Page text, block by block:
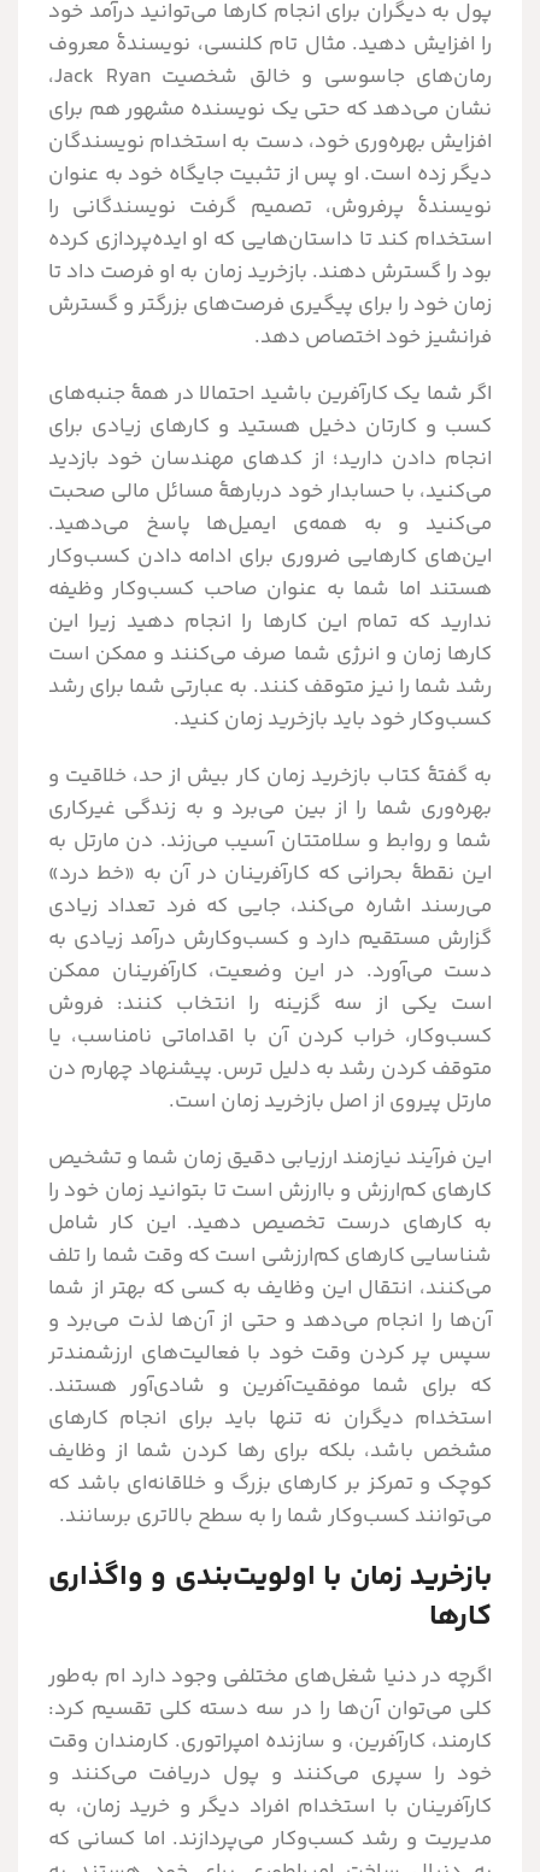
پول به دیگران برای انجام کارها می‌توانید درآمد خود
را افزایش دهید. مثال تام کلنسی، نویسندۀ معروف
رمان‌های جاسوسی و خالق شخصیت Jack Ryan،
نشان می‌دهد که حتی یک نویسنده مشهور هم برای
افزایش بهره‌وری خود، دست به استخدام نویسندگان
دیگر زده است. او پس از تثبیت جایگاه خود به عنوان
نویسندۀ پرفروش، تصمیم گرفت نویسندگانی را
استخدام کند تا داستان‌هایی که او ایده‌پردازی کرده
بود را گسترش دهند. بازخرید زمان به او فرصت داد تا
زمان خود را برای پیگیری فرصت‌های بزرگتر و گسترش
فرانشیز خود اختصاص دهد.
اگر شما یک کارآفرین باشید احتمالا در همۀ جنبه‌های
کسب و کارتان دخیل هستید و کارهای زیادی برای
انجام دادن دارید؛ از کدهای مهندسان خود بازدید
می‌کنید، با حسابدار خود دربارهۀ مسائل مالی صحبت
می‌کنید و به همه‌ی ایمیل‌ها پاسخ می‌دهید.
این‌های کارهایی ضروری برای ادامه دادن کسب‌وکار
هستند اما شما به عنوان صاحب کسب‌وکار وظیفه
ندارید که تمام این کارها را انجام دهید زیرا این
کارها زمان و انرژی شما صرف می‌کنند و ممکن است
رشد شما را نیز متوقف کنند. به عبارتی شما برای رشد
کسب‌وکار خود باید بازخرید زمان کنید.
به گفتۀ کتاب بازخرید زمان کار بیش از حد، خلاقیت و
بهره‌وری شما را از بین می‌برد و به زندگی غیرکاری
شما و روابط و سلامتتان آسیب می‌زند. دن مارتل به
این نقطۀ بحرانی که کارآفرینان در آن به «خط درد»
می‌رسند اشاره می‌کند، جایی که فرد تعداد زیادی
گزارش مستقیم دارد و کسب‌وکارش درآمد زیادی به
دست می‌آورد. در این وضعیت، کارآفرینان ممکن
است یکی از سه گزینه را انتخاب کنند: فروش
کسب‌وکار، خراب کردن آن با اقداماتی نامناسب، یا
متوقف کردن رشد به دلیل ترس. پیشنهاد چهارم دن
مارتل پیروی از اصل بازخرید زمان است.
این فرآیند نیازمند ارزیابی دقیق زمان شما و تشخیص
کارهای کم‌ارزش و باارزش است تا بتوانید زمان خود را
به کارهای درست تخصیص دهید. این کار شامل
شناسایی کارهای کم‌ارزشی است که وقت شما را تلف
می‌کنند، انتقال این وظایف به کسی که بهتر از شما
آن‌ها را انجام می‌دهد و حتی از آن‌ها لذت می‌برد و
سپس پر کردن وقت خود با فعالیت‌های ارزشمندتر
که برای شما موفقیت‌آفرین و شادی‌آور هستند.
استخدام دیگران نه تنها باید برای انجام کارهای
مشخص باشد، بلکه برای رها کردن شما از وظایف
کوچک و تمرکز بر کارهای بزرگ و خلاقانه‌ای باشد که
می‌توانند کسب‌وکار شما را به سطح بالاتری برسانند.
بازخرید زمان با اولویت‌بندی و واگذاری
کارها
اگرچه در دنیا شغل‌های مختلفی وجود دارد ام به‌طور
کلی می‌توان آن‌ها را در سه دسته کلی تقسیم کرد:
کارمند، کارآفرین، و سازنده امپراتوری. کارمندان وقت
خود را سپری می‌کنند و پول دریافت می‌کنند و
کارآفرینان با استخدام افراد دیگر و خرید زمان، به
مدیریت و رشد کسب‌وکار می‌پردازند. اما کسانی که